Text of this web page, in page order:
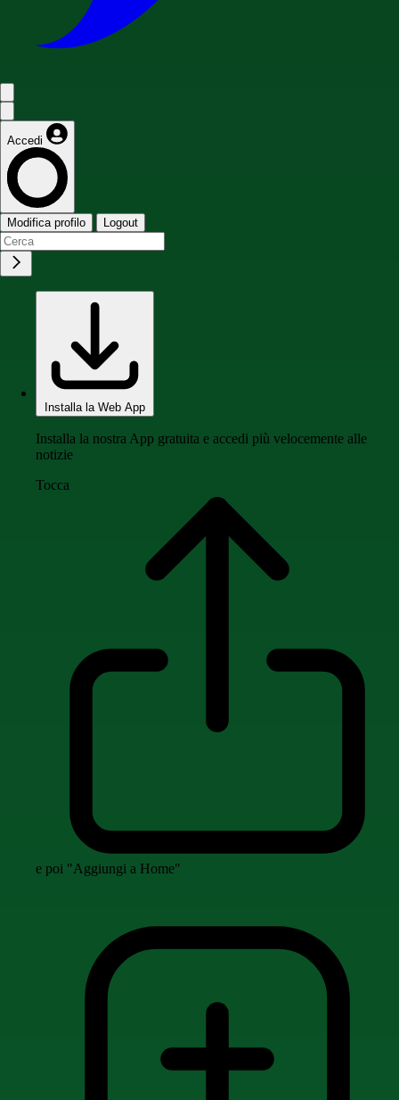
Accedi
Modifica profilo Logout
Installa la Web App
Installa la nostra App gratuita e accedi più velocemente alle
notizie
Tocca
e poi "Aggiungi a Home"